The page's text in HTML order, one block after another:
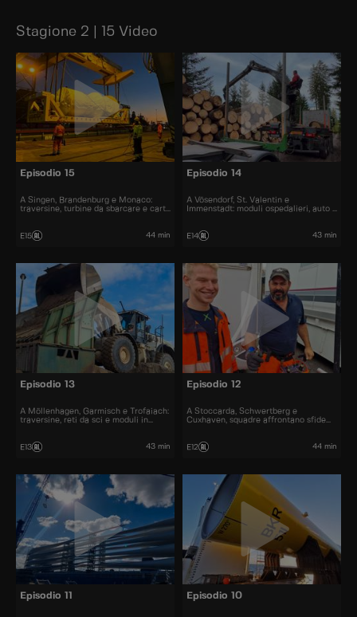
Stagione 2 | 15 Video
Episodio 15
A Singen, Brandenburg e Monaco:
traversine, turbine da sbarcare e carta
E15 44 min
Episodio 14
A Vösendorf, St. Valentin e
Immenstadt: moduli ospedalieri, auto e
E14 43 min
Episodio 13
A Möllenhagen, Garmisch e Trofaiach:
traversine, reti da sci e moduli in
E13 43 min
Episodio 12
A Stoccarda, Schwertberg e
Cuxhaven, squadre affrontano sfide
E12 44 min
Episodio 11 Episodio 10